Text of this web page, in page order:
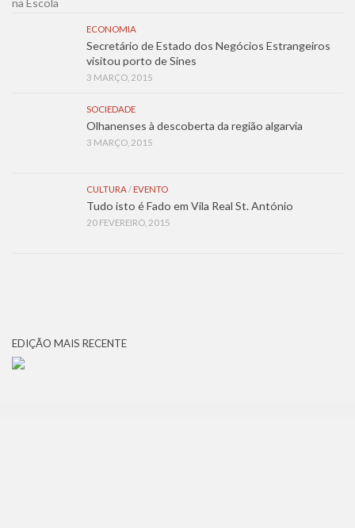
ECONOMIA
Secretário de Estado dos Negócios Estrangeiros
visitou porto de Sines
3 MARÇO, 2015
SOCIEDADE
Olhanenses à descoberta da região algarvia
3 MARÇO, 2015
CULTURA / EVENTO
Tudo isto é Fado em Vila Real St. António
20 FEVEREIRO, 2015
EDIÇÃO MAIS RECENTE